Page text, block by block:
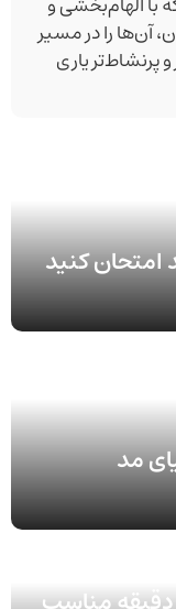
آن‌ها را در مسیر
پرنشاط‌تر یاری
مد